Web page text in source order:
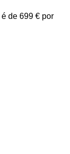
é de 699 € por